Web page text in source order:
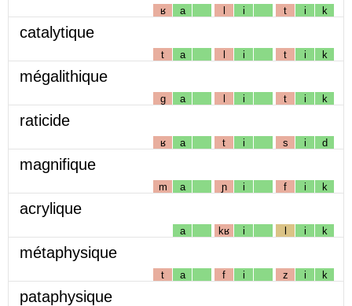
ʁ a l i t i k
catalytique
t a l i t i k
mégalithique
g a l i t i k
raticide
ʁ a t i s i d
magnifique
m a ɲ i f i k
acrylique
a kʁ i l i k
métaphysique
t a f i z i k
pataphysique